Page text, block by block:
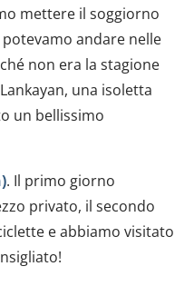
mettere il soggiorno
andare nelle
non era la stagione
una isoletta
un bellissimo
. Il primo giorno
privato, il secondo
e abbiamo visitato